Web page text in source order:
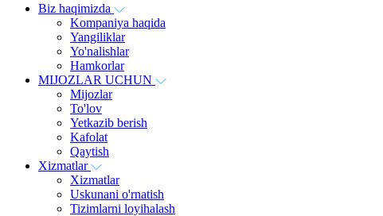
Biz haqimizda
Kompaniya haqida
Yangiliklar
Yo'nalishlar
Hamkorlar
MIJOZLAR UCHUN
Mijozlar
To'lov
Yetkazib berish
Kafolat
Qaytish
Xizmatlar
Xizmatlar
Uskunani o'rnatish
Tizimlarni loyihalash